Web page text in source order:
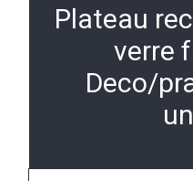
Plateau
verre
Deco/